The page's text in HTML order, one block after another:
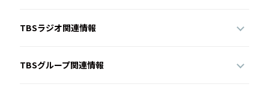
TBSラジオ関連情報
TBSグループ関連情報